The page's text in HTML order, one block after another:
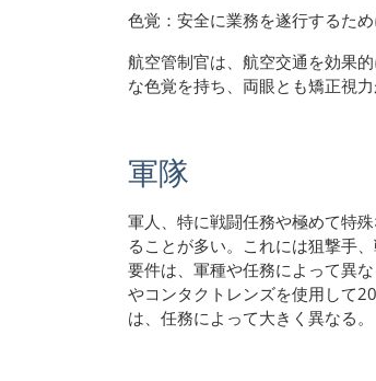
色覚：安全に業務を遂行するた
航空管制官は、航空交通を効果
な色覚を持ち、両眼とも矯正視
軍隊
軍人、特に戦闘任務や極めて特
ることが多い。これには狙撃手
要件は、軍種や任務によって異
やコンタクトレンズを使用して
は、任務によって大きく異なる。